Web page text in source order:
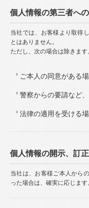
個人情報の第三者へ
当社では、お客様より取得
とはありません。
ただし、次の場合は除きます
ご本人の同意がある
警察からの要請など
法律の適用を受ける
個人情報の開示、訂
当社は、お客様ご本人から
った場合は、確実に応じます